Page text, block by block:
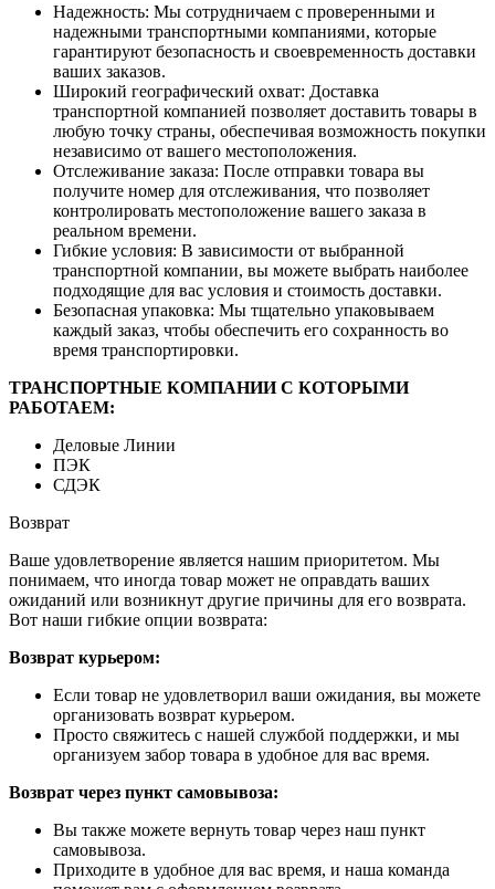
Надежность: Мы сотрудничаем с проверенными и
надежными транспортными компаниями, которые
гарантируют безопасность и своевременность доставки
ваших заказов.
Широкий географический охват: Доставка
транспортной компанией позволяет доставить товары в
любую точку страны, обеспечивая возможность покупки
независимо от вашего местоположения.
Отслеживание заказа: После отправки товара вы
получите номер для отслеживания, что позволяет
контролировать местоположение вашего заказа в
реальном времени.
Гибкие условия: В зависимости от выбранной
транспортной компании, вы можете выбрать наиболее
подходящие для вас условия и стоимость доставки.
Безопасная упаковка: Мы тщательно упаковываем
каждый заказ, чтобы обеспечить его сохранность во
время транспортировки.
ТРАНСПОРТНЫЕ КОМПАНИИ С КОТОРЫМИ
РАБОТАЕМ:
Деловые Линии
ПЭК
СДЭК
Возврат
Ваше удовлетворение является нашим приоритетом. Мы
понимаем, что иногда товар может не оправдать ваших
ожиданий или возникнут другие причины для его возврата.
Вот наши гибкие опции возврата:
Возврат курьером:
Если товар не удовлетворил ваши ожидания, вы можете
организовать возврат курьером.
Просто свяжитесь с нашей службой поддержки, и мы
организуем забор товара в удобное для вас время.
Возврат через пункт самовывоза:
Вы также можете вернуть товар через наш пункт
самовывоза.
Приходите в удобное для вас время, и наша команда